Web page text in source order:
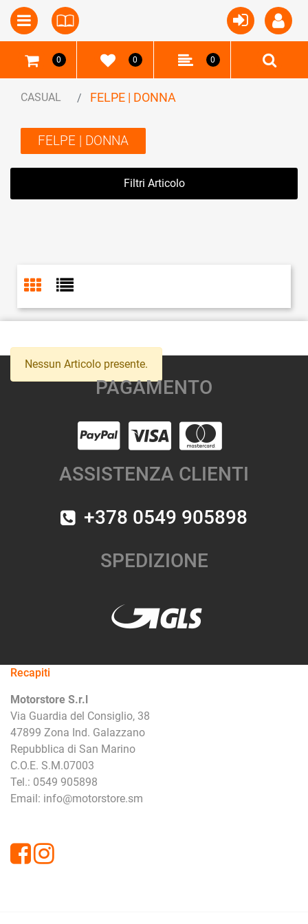
Open Open menu
0 0 0
CASUAL FELPE | DONNA
FELPE | DONNA
Filtri Articolo
Nessun Articolo presente.
PAGAMENTO
ASSISTENZA CLIENTI
+378 0549 905898
SPEDIZIONE
Recapiti
Motorstore S.r.l
Via Guardia del Consiglio, 38
47899 Zona Ind. Galazzano
Repubblica di San Marino
C.O.E. S.M.07003
Tel.: 0549 905898
Email: info@motorstore.sm
FacebookInstagram